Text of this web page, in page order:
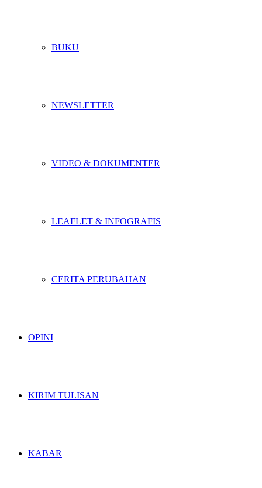
BUKU
NEWSLETTER
VIDEO & DOKUMENTER
LEAFLET & INFOGRAFIS
CERITA PERUBAHAN
OPINI
KIRIM TULISAN
KABAR